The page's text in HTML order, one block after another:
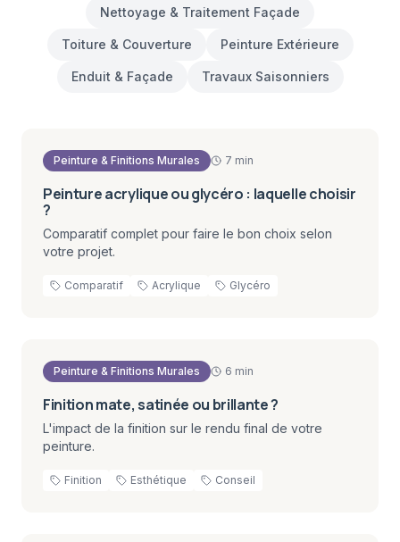
Nettoyage & Traitement Façade
Toiture & Couverture Peinture Extérieure
Enduit & Façade Travaux Saisonniers
Peinture & Finitions Murales 7 min
Peinture acrylique ou glycéro : laquelle choisir
?
Comparatif complet pour faire le bon choix selon
votre projet.
Comparatif Acrylique Glycéro
Peinture & Finitions Murales 6 min
Finition mate, satinée ou brillante ?
L'impact de la finition sur le rendu final de votre
peinture.
Finition Esthétique Conseil